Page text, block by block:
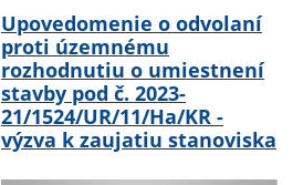
Upovedomenie o odvolaní
proti územnému
rozhodnutiu o umiestnení
stavby pod č. 2023-
21/1524/UR/11/Ha/KR -
výzva k zaujatiu stanoviska